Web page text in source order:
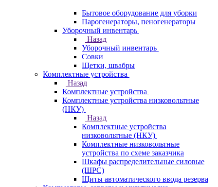
Бытовое оборудование для уборки
Парогенераторы, пеногенераторы
Уборочный инвентарь
Назад
Уборочный инвентарь
Совки
Щетки, швабры
Комплектные устройства
Назад
Комплектные устройства
Комплектные устройства низковольтные
(НКУ)
Назад
Комплектные устройства
низковольтные (НКУ)
Комплектные низковольтные
устройства по схеме заказчика
Шкафы распределительные силовые
(ШРС)
Щиты автоматического ввода резерва